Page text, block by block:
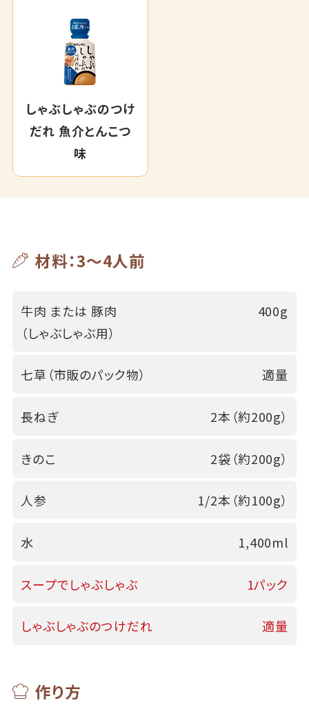
しゃぶしゃぶのつけ
だれ 魚介とんこつ
味
材料：3～4人前
牛肉 または 豚肉
（しゃぶしゃぶ用）
400g
七草（市販のパック物） 適量
長ねぎ 2本（約200g）
きのこ 2袋（約200g）
人参 1/2本（約100g）
水 1,400ml
スープでしゃぶしゃぶ 1パック
しゃぶしゃぶのつけだれ 適量
作り方